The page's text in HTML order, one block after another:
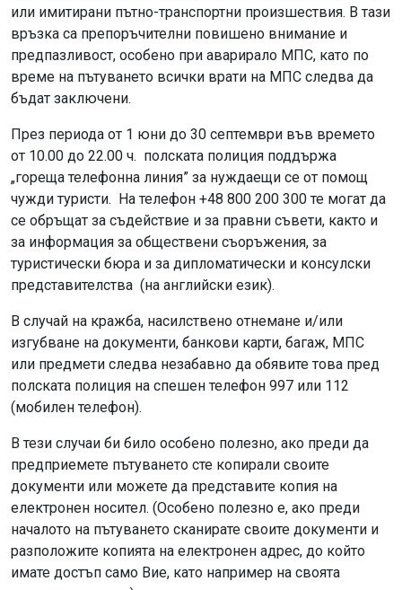
или имитирани пътно-транспортни произшествия. В тази
връзка са препоръчителни повишено внимание и
предпазливост, особено при аварирало МПС, като по
време на пътуването всички врати на МПС следва да
бъдат заключени.
През периода от 1 юни до 30 септември във времето
от 10.00 до 22.00 ч. полската полиция поддържа
„гореща телефонна линия” за нуждаещи се от помощ
чужди туристи. На телефон +48 800 200 300 те могат да
се обръщат за съдействие и за правни съвети, както и
за информация за обществени съоръжения, за
туристически бюра и за дипломатически и консулски
представителства (на английски език).
В случай на кражба, насилствено отнемане и/или
изгубване на документи, банкови карти, багаж, МПС
или предмети следва незабавно да обявите това пред
полската полиция на спешен телефон 997 или 112
(мобилен телефон).
В тези случаи би било особено полезно, ако преди да
предприемете пътуването сте копирали своите
документи или можете да представите копия на
електронен носител. (Особено полезно е, ако преди
началото на пътуването сканирате своите документи и
разположите копията на електронен адрес, до който
имате достъп само Вие, като например на своята